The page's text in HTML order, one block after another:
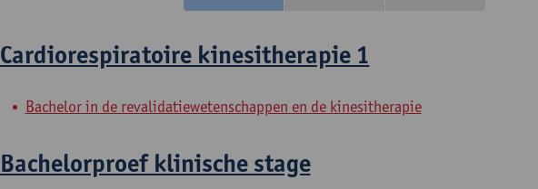
Cardiorespiratoire kinesitherapie 1
Bachelor in de revalidatiewetenschappen en de kinesitherapie
Bachelorproef klinische stage